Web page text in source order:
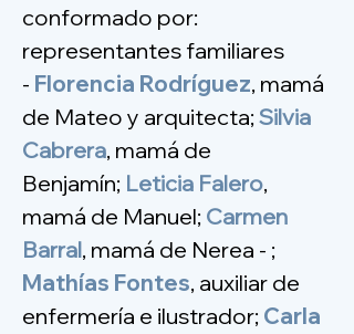
conformado por:
representantes familiares
- Florencia Rodríguez, mamá
de Mateo y arquitecta; Silvia
Cabrera, mamá de
Benjamín; Leticia Falero,
mamá de Manuel; Carmen
Barral, mamá de Nerea - ;
Mathías Fontes, auxiliar de
enfermería e ilustrador; Carla